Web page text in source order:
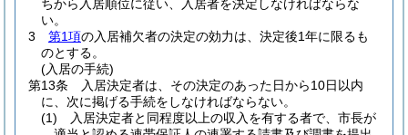
ちから入居順位に従い、入居者を決定しなければならな
い。
3
第1項の入居補欠者の決定の効力は、決定後1年に限るも
のとする。
(入居の手続)
第13条
入居決定者は、その決定のあった日から10日以内
に、次に掲げる手続をしなければならない。
(1)
入居決定者と同程度以上の収入を有する者で、市長が